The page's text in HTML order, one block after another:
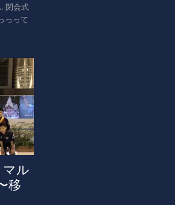
閉会式
っって
ル
移